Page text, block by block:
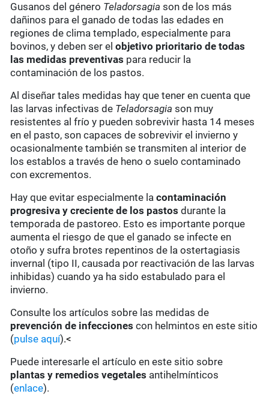
Gusanos del género Teladorsagia son de los más
dañinos para el ganado de todas las edades en
regiones de clima templado, especialmente para
bovinos, y deben ser elobjetivo prioritario de todas
las medidas preventivas para reducir la
contaminación de los pastos.
Al diseñar tales medidas hay que tener en cuenta que
las larvas infectivas de Teladorsagia son muy
resistentes al frío y pueden sobrevivir hasta 14 meses
en el pasto, son capaces de sobrevivir el invierno y
ocasionalmente también se transmiten al interior de
los establos a través de heno o suelo contaminado
con excrementos.
Hay que evitar especialmente lacontaminación
progresiva y creciente de los pastos durante la
temporada de pastoreo. Esto es importante porque
aumenta el riesgo de que el ganado se infecte en
otoño y sufra brotes repentinos de la ostertagiasis
invernal (tipo II, causada por reactivación de las larvas
inhibidas) cuando ya ha sido estabulado para el
invierno.
Consulte los artículos sobre las medidas de
prevención de infecciones con helmintos en este sitio
(pulse aquí).<
Puede interesarle el artículo en este sitio sobre
plantas y remedios vegetales antihelmínticos
(enlace).